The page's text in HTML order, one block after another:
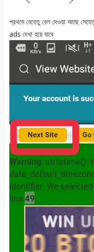
প্রথমে যেহেতু বেল দেওয়া আছে
ads দেখা হয়ে যাবে